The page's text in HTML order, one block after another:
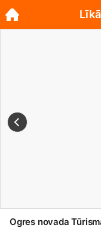
Ogres novada